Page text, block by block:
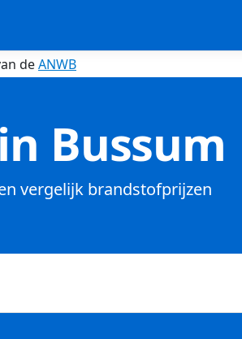
deANWB
Bussum
vergelijk brandstofprijzen